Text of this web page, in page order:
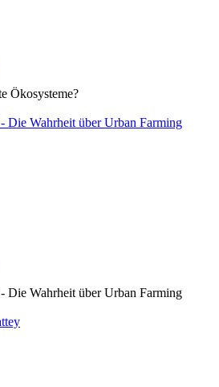
Ökosysteme?
Die Wahrheit über Urban Farming
Die Wahrheit über Urban Farming